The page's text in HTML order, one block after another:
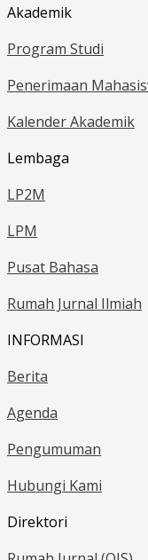
Akademik
Program Studi
Penerimaan
Kalender Akademik
Lembaga
LP2M
LPM
Pusat Bahasa
Rumah Jurnal Ilmiah
INFORMASI
Berita
Agenda
Pengumuman
Hubungi Kami
Direktori